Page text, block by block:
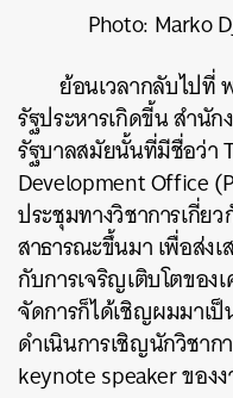
Photo: Marko
ย้อนเวลากลับไปที่
รัฐประหารเกิดขี้น สำนั
รัฐบาลสมัยนั้นที่มีชื่อว่า
Development Office
ประชุมทางวิชาการเกี่ย
สาธารณะขึ้นมา เพื่อส่งเ
กับการเจริญเติบโตของ
จัดการก็ได้เชิญผมมาเ
ดำเนินการเชิญนักวิชาก
keynote speaker ของ